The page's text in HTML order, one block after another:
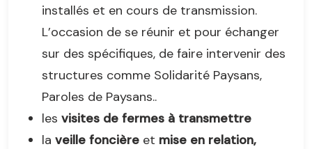
installés et en cours de transmission.
L’occasion de se réunir et pour échanger
sur des spécifiques, de faire intervenir des
structures comme Solidarité Paysans,
Paroles de Paysans..
les visites de fermes à transmettre
la veille foncière et mise en relation,